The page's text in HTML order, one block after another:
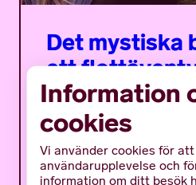
Det mystiska
ett
träsket
Det mystiska bulverket är
mäktigaste och mest
det tidigmedeltida
Information
cookies
Vi använder cookies för
användarupplevelse och
information om ditt besök